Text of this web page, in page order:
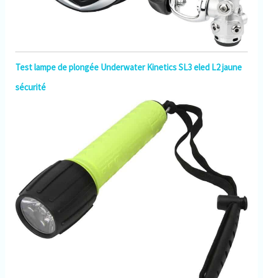
Test lampe de plongée Underwater Kinetics SL3 eled L2 jaune
sécurité